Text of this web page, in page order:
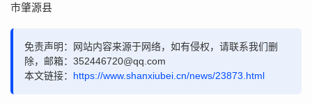
市肇源县
免责声明：网站内容来源于网络，如有侵权，请联系我们删
除，邮箱：352446720@qq.com
本文链接： https://www.shanxiubei.cn/news/23873.html